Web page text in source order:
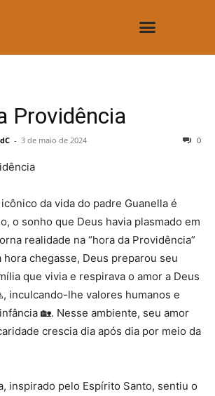
Providência
- 3 de maio de 2024 0
da vida do padre Guanella é
o sonho que Deus havia plasmado em
realidade na “hora da Providência”
hora chegasse, Deus preparou seu
que vivia e respirava o amor a Deus
inculcando-lhe valores humanos e
🏡. Nesse ambiente, seu amor
crescia dia após dia por meio da
inspirado pelo Espírito Santo, sentiu o